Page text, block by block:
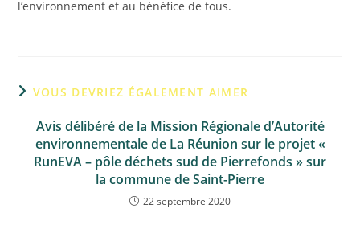
l’environnement et au bénéfice de tous.
VOUS DEVRIEZ ÉGALEMENT AIMER
Avis délibéré de la Mission Régionale d’Autorité
environnementale de La Réunion sur le projet «
RunEVA – pôle déchets sud de Pierrefonds » sur
la commune de Saint-Pierre
22 septembre 2020